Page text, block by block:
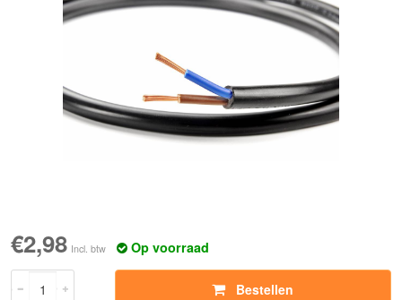
€2,98 Incl. btw Op voorraad
Bestellen